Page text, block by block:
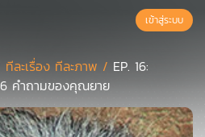
เข้าสู่ระบบ
ทีละเรื่อง ทีละภาพ / EP. 16:
คำถามของคุณยาย